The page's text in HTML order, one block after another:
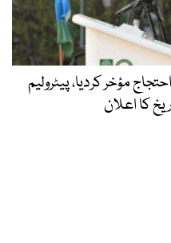
اگست کا احتجاج مؤخر کردیا، پیٹرولیم
کا اعلان